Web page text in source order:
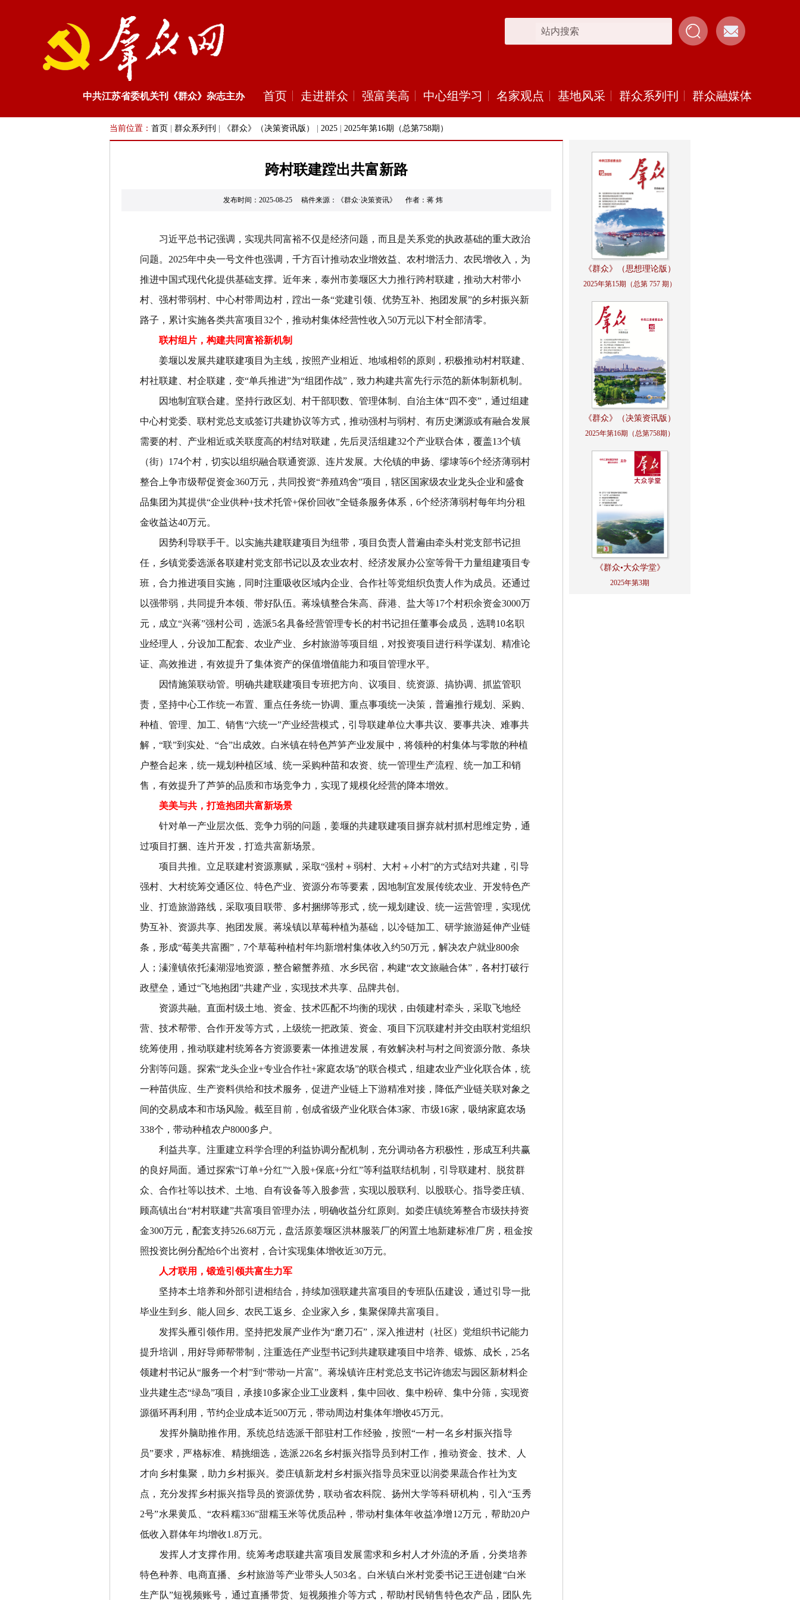
中共江苏省委机关刊《群众》杂志主办 首页 走进群众 强富美高 中心组学习 名家观点 基地风采 群众系列刊 群众融媒体
当前位置： 首页 群众系列刊 《群众》（决策资讯版） 2025 2025年第16期（总第758期）
跨村联建蹚出共富新路
发布时间：2025-08-25 稿件来源：《群众·决策资讯》 作者：蒋 炜
习近平总书记强调，实现共同富裕不仅是经济问题，而且是关系党的执政基础的重大政治
问题。 2025年中央一号文件也强调，千方百计推动农业增效益、农村增活力、农民增收入，为
推进中国式现代化提供基础支撑。近年来，泰州市姜堰区大力推行跨村联建，推动大村带小
村、强村带弱村、中心村带周边村， 蹚出一条“党建引领、优势互补、抱团发展”的乡村振兴新
路子，累计实施各类共富项目 32个，推动村集体经营性收入 50万元以下村全部清零。
联村组片，构建共同富裕新机制
姜堰以发展共建联建项目为主线，按照产业相近、地域相邻的原则，积极推动村村联建、
村社联建、村企联建，变“单兵推进”为“组团作战” ，致力构建共富先行示范的新体制新机制。
因地制宜联合建。 坚持行政区划、村干部职数、管理体制、自治主体“四不变” ，通过组建
中心村党委、联村党总支或签订共建协议等方式，推动强村与弱村、有历史渊源或有融合发展
需要的村、产业相近或关联度高的村结对联建，先后灵活组建32个产业联合体，覆盖13个镇
（街） 174个村，切实以组织融合联通资源、连片发展。大伦镇的申扬、缪埭等6个经济薄弱村
整合上争市级帮促资金360万元，共同投资“养殖鸡舍”项目，辖区国家级农业龙头企业和盛食
品集团为其提供“企业供种+技术托管+保价回收”全链条服务体系， 6个经济薄弱村每年均分租
金收益达40万元。
因势利导联手干。
以实施共建联建项目为纽带，项目负责人普遍由牵头村党支部书记担
任，乡镇党委选派各联建村党支部书记以及农业农村、经济发展办公室等骨干力量组建项目专
班，合力推进项目实施，同时注重吸收区域内企业、合作社等党组织负责人作为成员。还通过
以强带弱，共同提升本领、带好队伍。蒋垛镇整合朱高、薛港、盐大等17个村积余资金3000万
元，成立“兴蒋”强村公司，选派5名具备经营管理专长的村书记担任董事会成员，选聘10名职
业经理人，分设加工配套、农业产业、乡村旅游等项目组，对投资项目进行科学谋划、精准论
证、高效推进，有效提升了集体资产的保值增值能力和项目管理水平。
因情施策联动管。 明确共建联建项目专班把方向、议项目、统资源、搞协调、抓监管职
责，坚持中心工作统一布置、重点任务统一协调、重点事项统一决策，普遍推行规划、采购、
种植、管理、加工、销售“六统一”产业经营模式，引导联建单位大事共议、要事共决、难事共
解， “联”到实处、 “合”出成效。白米镇在特色芦笋产业发展中，将领种的村集体与零散的种植
户整合起来，统一规划种植区域、统一采购种苗和农资、统一管理生产流程、统一加工和销
售，有效提升了芦笋的品质和市场竞争力，实现了规模化经营的降本增效。
美美与共，打造抱团共富新场景
针对单一产业层次低、竞争力弱的问题，姜堰的共建联建项目摒弃就村抓村思维定势，通
过项目打捆、连片开发，打造共富新场景。
项目共推。 立足联建村资源禀赋，采取“强村＋弱村、大村＋小村”的方式结对共建，引导
强村、大村统筹交通区位、特色产业、资源分布等要素，因地制宜发展传统农业、开发特色产
业、打造旅游路线，采取项目联带、多村捆绑等形式，统一规划建设、统一运营管理，实现优
势互补、资源共享、抱团发展。蒋垛镇以草莓种植为基础，以冷链加工、研学旅游延伸产业链
条，形成“莓美共富圈” ， 7个草莓种植村年均新增村集体收入约50万元，解决农户就业800余
人；溱潼镇依托溱湖湿地资源，整合簖蟹养殖、水乡民宿，构建“农文旅融合体” ，各村打破行
政壁垒，通过“飞地抱团”共建产业，实现技术共享、品牌共创。
资源共融。 直面村级土地、资金、技术匹配不均衡的现状，由领建村牵头，采取飞地经
营、技术帮带、合作开发等方式，上级统一把政策、资金、项目下沉联建村并交由联村党组织
统筹使用，推动联建村统筹各方资源要素一体推进发展，有效解决村与村之间资源分散、条块
分割等问题。探索“龙头企业+专业合作社+家庭农场”的联合模式，组建农业产业化联合体，统
一种苗供应、生产资料供给和技术服务，促进产业链上下游精准对接，降低产业链关联对象之
间的交易成本和市场风险。截至目前，创成省级产业化联合体3家、市级16家，吸纳家庭农场
338个，带动种植农户8000多户。
利益共享。 注重建立科学合理的利益协调分配机制，充分调动各方积极性，形成互利共赢
的良好局面。通过探索“订单+分红”“入股+保底+分红”等利益联结机制，引导联建村、脱贫群
众、合作社等以技术、土地、自有设备等入股参营，实现以股联利、以股联心。指导娄庄镇、
顾高镇出台“村村联建”共富项目管理办法，明确收益分红原则。如娄庄镇统筹整合市级扶持资
金300万元，配套支持526.68万元，盘活原姜堰区洪林服装厂的闲置土地新建标准厂房，租金按
照投资比例分配给6个出资村，合计实现集体增收近30万元。
人才联用，锻造引领共富生力军
坚持本土培养和外部引进相结合，持续加强联建共富项目的专班队伍建设，通过引导一批
毕业生到乡、能人回乡、农民工返乡、企业家入乡，集聚保障共富项目。
发挥头雁引领作用 。 坚持把发展产业作为“磨刀石” ，深入推进村（社区）党组织书记能力
提升培训，用好导师帮带制，注重选任产业型书记到共建联建项目中培养、锻炼、成长， 25名
领建村书记从“服务一个村”到 “带动一片富”。蒋垛镇许庄村党总支书记许德宏与园区新材料企
业共建生态“绿岛”项目，承接10多家企业工业废料，集中回收、集中粉碎、集中分筛，实现资
源循环再利用，节约企业成本近500万元，带动周边村集体年增收45万元。
发挥外脑助推作用 。 系统总结选派干部驻村工作经验，按照“一村一名乡村振兴指导
员”要求，严格标准、精挑细选，选派226名乡村振兴指导员到村工作，推动资金、技术、人
才向乡村集聚，助力乡村振兴。娄庄镇新龙村乡村振兴指导员宋亚以润娄果蔬合作社为支
点，充分发挥乡村振兴指导员的资源优势，联动省农科院、扬州大学等科研机构，引入“玉秀
2号”水果黄瓜、 “农科糯336”甜糯玉米等优质品种，带动村集体年收益净增12万元，帮助20户
低收入群体年均增收1.8万元。
发挥人才支撑作用 。统筹考虑联建共富项目发展需求和乡村人才外流的矛盾，分类培养
特色种养、电商直播、乡村旅游等产业带头人 503名。白米镇白米村党委书记王进创建“白米
生产队”短视频账号，通过直播带货、短视频推介等方式，帮助村民销售特色农产品，团队先
《群众》（思想理论版）
2025年第15期（总第 757 期）
《群众》（决策资讯版）
2025年第16期（总第758期）
《群众•大众学堂》
2025年第3期